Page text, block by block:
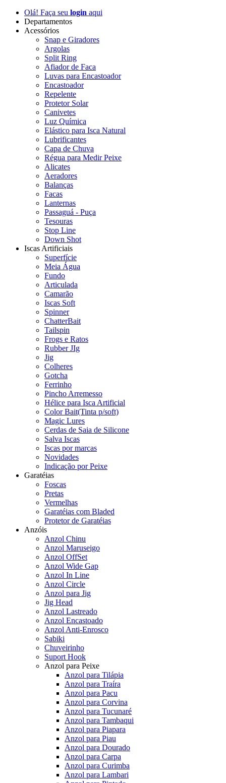
Olá! Faça seu login aqui
Departamentos
Acessórios
Snap e Giradores
Argolas
Split Ring
Afiador de Faca
Luvas para Encastoador
Encastoador
Repelente
Protetor Solar
Canivetes
Luz Química
Elástico para Isca Natural
Lubrificantes
Capa de Chuva
Régua para Medir Peixe
Alicates
Aeradores
Balanças
Facas
Lanternas
Passaguá - Puça
Tesouras
Stop Line
Down Shot
Iscas Artificiais
Superfície
Meia Água
Fundo
Articulada
Camarão
Iscas Soft
Spinner
ChatterBait
Tailspin
Frogs e Ratos
Rubber JIg
Jig
Colheres
Gotcha
Ferrinho
Pincho Arremesso
Hélice para Isca Artificial
Color Bait(Tinta p/soft)
Magic Lures
Cerdas de Saia de Silicone
Salva Iscas
Iscas por marcas
Novidades
Indicação por Peixe
Garatéias
Foscas
Pretas
Vermelhas
Garatéias com Bladed
Protetor de Garatéias
Anzóis
Anzol Chinu
Anzol Maruseigo
Anzol OffSet
Anzol Wide Gap
Anzol In Line
Anzol Circle
Anzol para Jig
Jig Head
Anzol Lastreado
Anzol Encastoado
Anzol Anti-Enrosco
Sabiki
Chuveirinho
Suport Hook
Anzol para Peixe
Anzol para Tilápia
Anzol para Traíra
Anzol para Pacu
Anzol para Corvina
Anzol para Tucunaré
Anzol para Tambaqui
Anzol para Piapara
Anzol para Piau
Anzol para Dourado
Anzol para Carpa
Anzol para Curimba
Anzol para Lambari